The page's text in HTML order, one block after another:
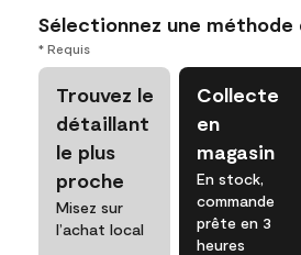
Sélectionnez une méthode
* Requis
Trouvez le
détaillant
le plus
proche
Misez sur
l’achat local
Collecte
en
magasin
En stock,
commande
prête en 3
heures